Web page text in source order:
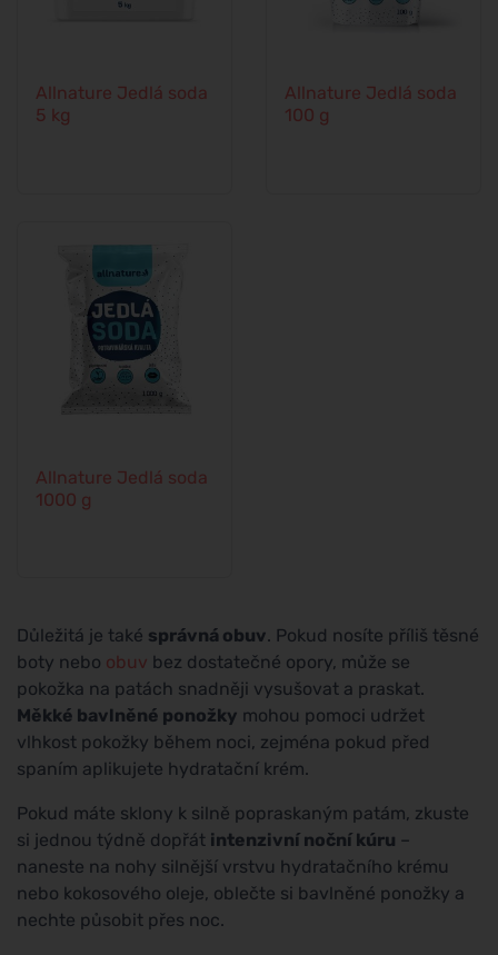
Allnature Jedlá soda
5 kg
Allnature Jedlá soda
100 g
Allnature Jedlá soda
1000 g
Důležitá je také správná obuv. Pokud nosíte příliš těsné
boty nebo obuv bez dostatečné opory, může se
pokožka na patách snadněji vysušovat a praskat.
Měkké bavlněné ponožky mohou pomoci udržet
vlhkost pokožky během noci, zejména pokud před
spaním aplikujete hydratační krém.
Pokud máte sklony k silně popraskaným patám, zkuste
si jednou týdně dopřát intenzivní noční kúru –
naneste na nohy silnější vrstvu hydratačního krému
nebo kokosového oleje, oblečte si bavlněné ponožky a
nechte působit přes noc.